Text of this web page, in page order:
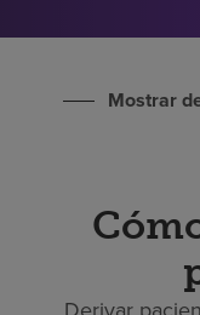
Mostrar